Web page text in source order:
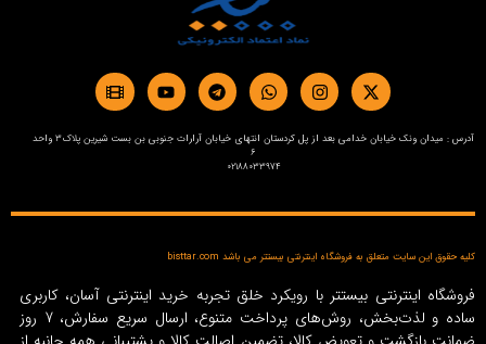
آدرس : میدان ونک خیابان خدامی بعد از پل کردستان انتهای خیابان آرارات جنوبی بن بست شیرین پلاک3 واحد
6
02188033974
کلیه حقوق این سایت متعلق به فروشگاه اینترنتی بیستتر می باشد bisttar.com
فروشگاه اینترنتی بیستتر با رویکرد خلق تجربه خرید اینترنتی آسان، کاربری
ساده و لذت‌بخش، روش‌های پرداخت متنوع، ارسال سریع سفارش، 7 روز